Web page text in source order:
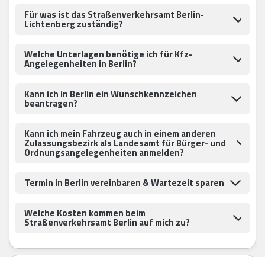
Für was ist das Straßenverkehrsamt Berlin-
Lichtenberg zuständig?
Welche Unterlagen benötige ich für Kfz-
Angelegenheiten in Berlin?
Kann ich in Berlin ein Wunschkennzeichen
beantragen?
Kann ich mein Fahrzeug auch in einem anderen
Zulassungsbezirk als Landesamt für Bürger- und
Ordnungsangelegenheiten anmelden?
Termin in Berlin vereinbaren & Wartezeit sparen
Welche Kosten kommen beim
Straßenverkehrsamt Berlin auf mich zu?